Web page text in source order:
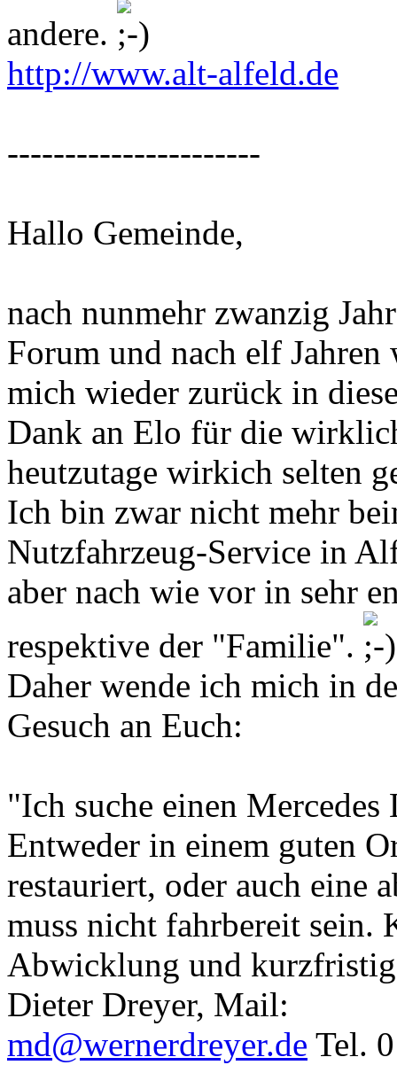
andere.
http://www.alt-alfeld.de
----------------------
Hallo Gemeinde,
nach nunmehr zwanzig
Forum und nach elf
mich wieder zurück in
Dank an Elo für die
heutzutage wirkich selten
Ich bin zwar nicht mehr
Nutzfahrzeug-Service in
aber nach wie vor in sehr
respektive der "Familie".
Daher wende ich mich in
Gesuch an Euch:
"Ich suche einen
Entweder in einem guten
restauriert, oder auch eine
muss nicht fahrbereit sein.
Abwicklung und
Dieter Dreyer, Mail:
md@wernerdreyer.de Tel.